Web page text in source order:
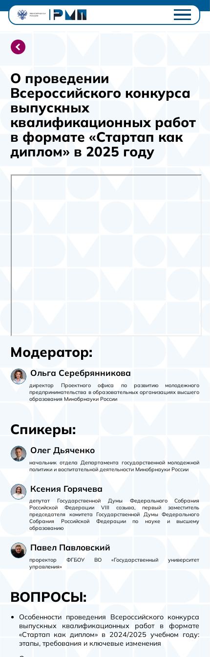
Проектный офис
Студентам
Ключевые проекты
Полезное
Контакты
Личный кабинет
О проведении
Всероссийского конкурса
выпускных
квалификационных работ
в формате «Стартап как
диплом» в 2025 году
Модератор:
Ольга Серебрянникова
директор Проектного офиса по развитию молодежного
предпринимательства в образовательных организациях высшего
образования Минобрнауки России
Спикеры:
Олег Дьяченко
начальник отдела Департамента государственной молодежной
политики и воспитательной деятельности Минобрнауки России
Ксения Горячева
депутат Государственной Думы Федерального Собрания
Российской Федерации VIII созыва, первый заместитель
председателя комитета Государственной Думы Федерального
Собрания Российской Федерации по науке и высшему
образованию
Павел Павловский
проректор ФГБОУ ВО «Государственный университет
управления»
ВОПРОСЫ:
Особенности проведения Всероссийского конкурса
выпускных квалификационных работ в формате
«Стартап как диплом» в 2024/2025 учебном году:
этапы, требования и ключевые изменения